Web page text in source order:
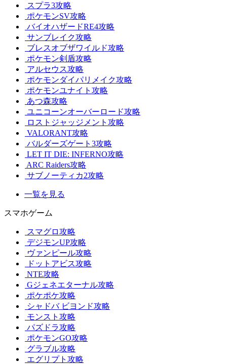
スプラ3攻略
ポケモンSV攻略
バイオハザードRE4攻略
サンブレイク攻略
ブレスオブザワイルド攻略
ポケモン剣盾攻略
アルセウス攻略
ポケモンダイパリメイク攻略
ポケモンユナイト攻略
あつ森攻略
ユニコーンオーバーロード攻略
ロストジャッジメント攻略
VALORANT攻略
バルダーズゲート3攻略
LET IT DIE: INFERNO攻略
ARC Raiders攻略
サブノーティカ2攻略
一覧を見る
スマホゲーム
スマグロ攻略
デジモンUP攻略
ヴァンピール攻略
ドットアビス攻略
NTE攻略
Gジェネエターナル攻略
ポケポケ攻略
シャドバ ビヨンド攻略
モンスト攻略
パズドラ攻略
ポケモンGO攻略
グラブル攻略
エグリプト攻略